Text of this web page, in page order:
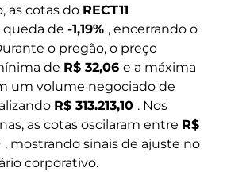
as cotas do RECT11
queda de -1,19% , encerrando o
o pregão, o preço
de R$ 32,06 e a máxima
um volume negociado de
R$ 313.213,10 . Nos
as cotas oscilaram entre R$
, mostrando sinais de ajuste no
corporativo.